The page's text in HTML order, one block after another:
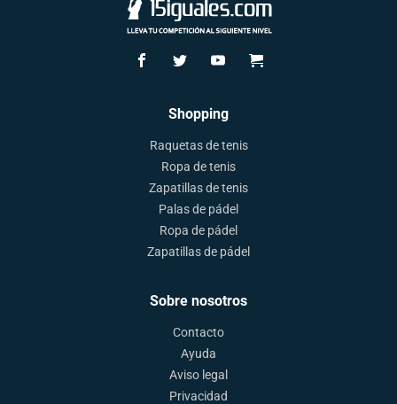
Shopping
Raquetas de tenis
Ropa de tenis
Zapatillas de tenis
Palas de pádel
Ropa de pádel
Zapatillas de pádel
Sobre nosotros
Contacto
Ayuda
Aviso legal
Privacidad